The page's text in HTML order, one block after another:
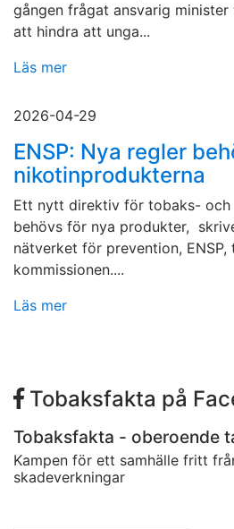
gången frågat ansvarig
att hindra att unga...
Läs mer
2026-04-29
ENSP: Nya regler
nikotinprodukterna
Ett nytt direktiv för tobaks-
behövs för nya produkter,
nätverket för prevention,
kommissionen....
Läs mer
Tobaksfakta på
Tobaksfakta - oberoende
Kampen för ett samhälle fritt
skadeverkningar